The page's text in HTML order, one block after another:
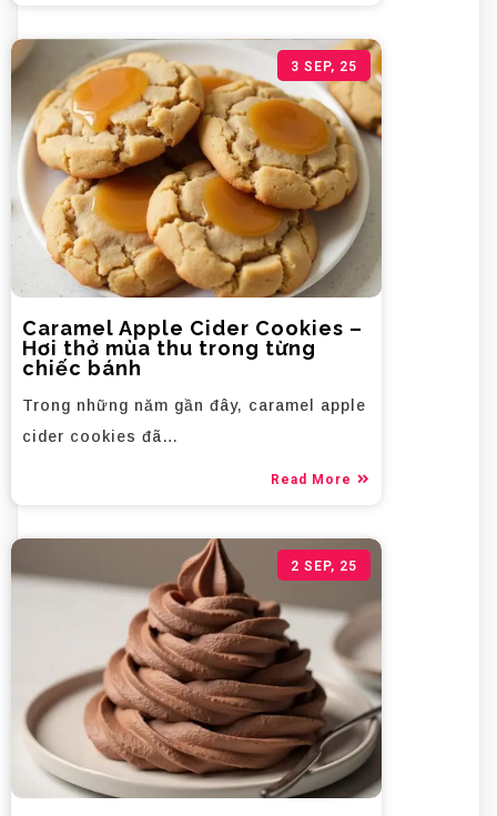
Caramel Apple Cider Cookies –
Hơi thở mùa thu trong từng
chiếc bánh
3 SEP, 25
Trong những năm gần đây, caramel apple
cider cookies đã…
Read More
2 SEP, 25